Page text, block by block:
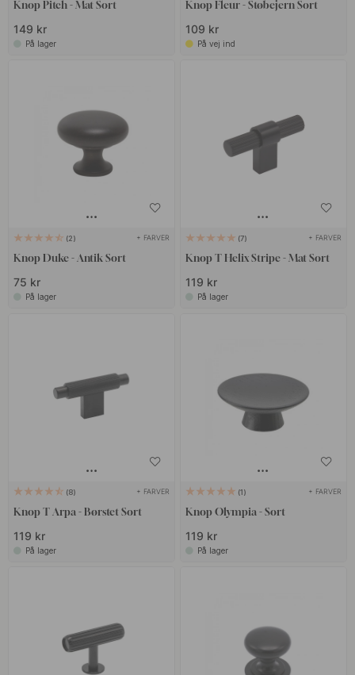
Knop Pitch - Mat Sort
149 kr
På lager
Knop Fleur - Støbejern Sort
109 kr
På vej ind
2 + FARVER
Knop Duke - Antik Sort
75 kr
På lager
7 + FARVER
Knop T Helix Stripe - Mat Sort
119 kr
På lager
8 + FARVER
Knop T Arpa - Børstet Sort
119 kr
På lager
1 + FARVER
Knop Olympia - Sort
119 kr
På lager